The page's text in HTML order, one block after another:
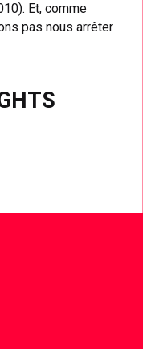
Et, comme
pas nous arrêter